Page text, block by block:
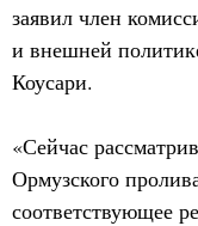
заявил член
и внешней
Коусари.
«Сейчас
Ормузского
соответствующее